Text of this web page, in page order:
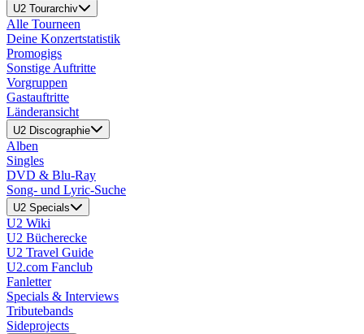
U2 Tourarchiv
Alle Tourneen
Deine Konzertstatistik
Promogigs
Sonstige Auftritte
Vorgruppen
Gastauftritte
Länderansicht
U2 Discographie
Alben
Singles
DVD & Blu-Ray
Song- und Lyric-Suche
U2 Specials
U2 Wiki
U2 Bücherecke
U2 Travel Guide
U2.com Fanclub
Fanletter
Specials & Interviews
Tributebands
Sideprojects